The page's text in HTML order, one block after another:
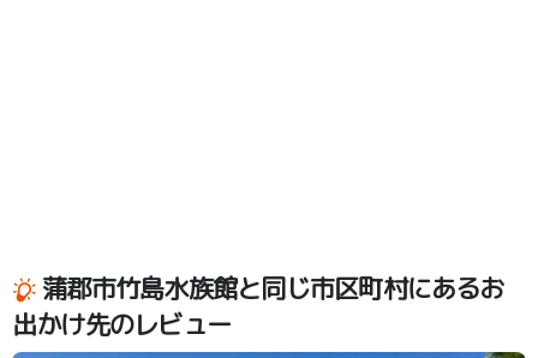
蒲郡市竹島水族館と同じ市区町村にあるお
出かけ先のレビュー